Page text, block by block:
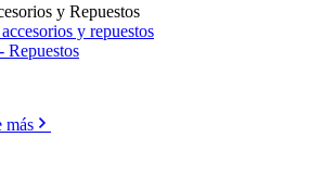
y Repuestos
y repuestos
Repuestos
más